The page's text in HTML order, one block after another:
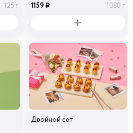
125 г 1159 i 1080 г
Двойной сет